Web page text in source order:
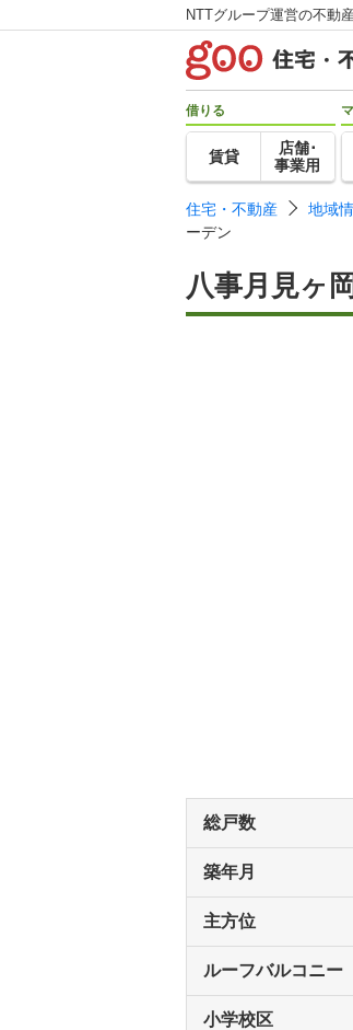
NTTグループ運営の不動
借りる
賃貸
店舗･
事業用
住宅・不動産 地域
ーデン
八事月見ヶ
総戸数
築年月
主方位
ルーフバルコニー
小学校区